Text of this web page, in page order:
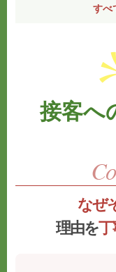
すべ
接客へ
なぜ
理由を丁